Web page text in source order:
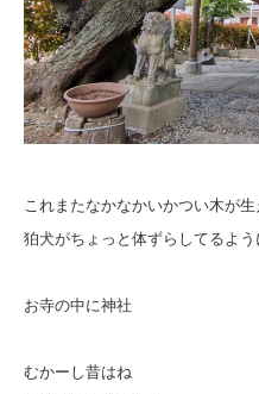
これまたなかなかいかつい木が生
狛犬がちょっと体ずらしてるよ
お寺の中に神社
むかーし昔はね